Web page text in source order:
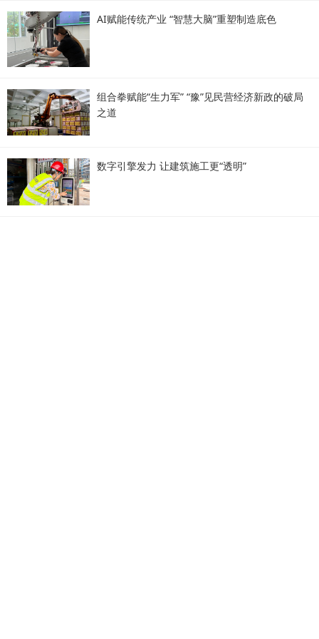
AI赋能传统产业 “智慧大脑”重塑制造底色
组合拳赋能“生力军” “豫”见民营经济新政的破局
之道
数字引擎发力 让建筑施工更“透明”